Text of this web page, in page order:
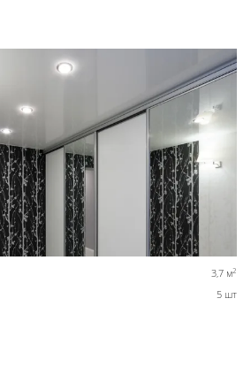
3,7 м2
5 шт